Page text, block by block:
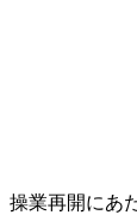
操業再開にあ